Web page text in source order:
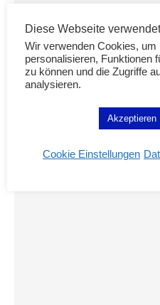
Diese Webseite
Wir verwenden Cookies, um
personalisieren, Funktionen
zu können und die Zugriffe
analysieren.
Akzeptieren
Cookie Einstellungen